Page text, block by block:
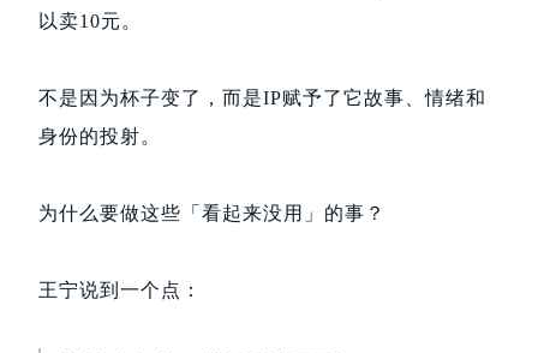
以卖10元。
不是因为杯子变了，而是IP赋予了它故事、情绪和
身份的投射。
为什么要做这些「看起来没用」的事？
王宁说到一个点：